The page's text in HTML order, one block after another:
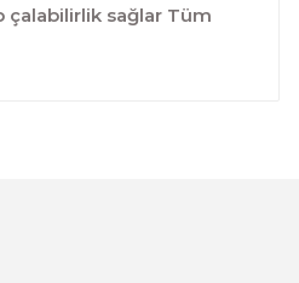
çalabilirlik sağlar Tüm